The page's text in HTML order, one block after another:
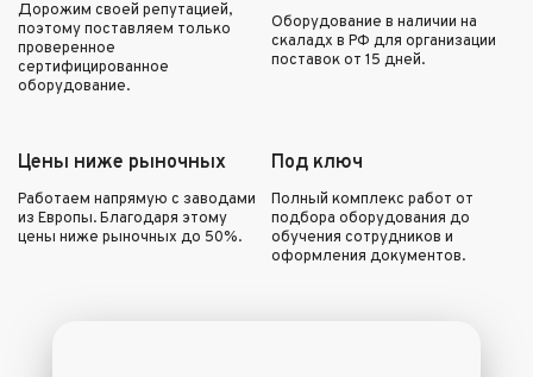
Дорожим своей репутацией,
поэтому поставляем только
проверенное
сертифицированное
оборудование.
Оборудование в наличии на
скаладх в РФ для организации
поставок от 15 дней.
Цены ниже рыночных
Работаем напрямую с заводами
из Европы. Благодаря этому
цены ниже рыночных до 50%.
Под ключ
Полный комплекс работ от
подбора оборудования до
обучения сотрудников и
оформления документов.